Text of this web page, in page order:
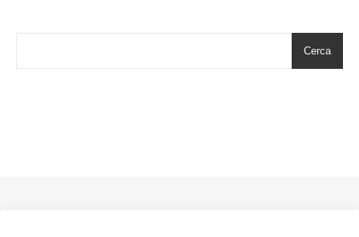
Cerca